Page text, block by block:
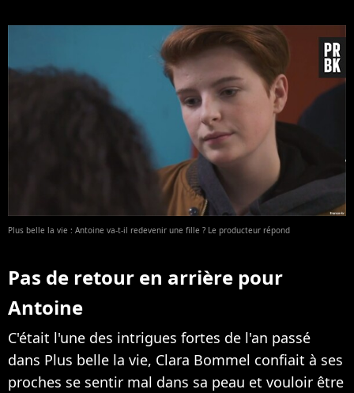
Plus belle la vie : Antoine va-t-il redevenir une fille ? Le producteur répond
Pas de retour en arrière pour
Antoine
C'était l'une des intrigues fortes de l'an passé
dans Plus belle la vie, Clara Bommel confiait à ses
proches se sentir mal dans sa peau et vouloir être